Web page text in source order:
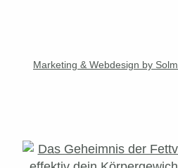
Marketing & Webdesign by